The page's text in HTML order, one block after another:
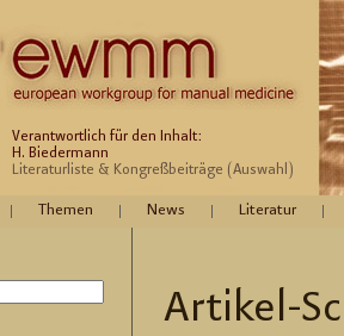
Verantwortlich für den Inhalt:
H. Biedermann
Literaturliste & Kongreßbeiträge (Auswahl)
Themen News Literatur
Ar­ti­kel-